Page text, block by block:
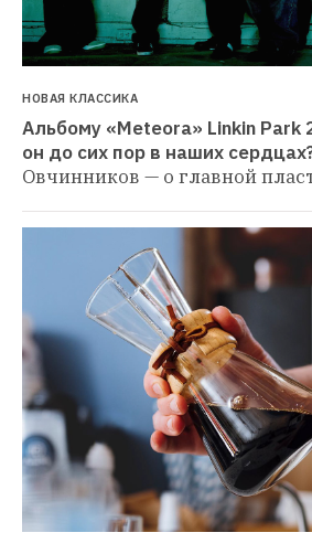
НОВАЯ КЛАССИКА
Альбому «Meteora» Linkin Park
он до сих пор в наших
Овчинников — о главной